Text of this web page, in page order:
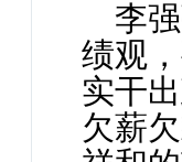
李
绩观
实干
欠薪